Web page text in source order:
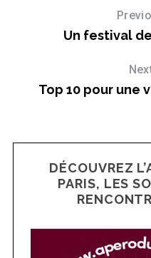
Un festival
Top 10 pour une
DÉCOUVREZ
PARIS, LES